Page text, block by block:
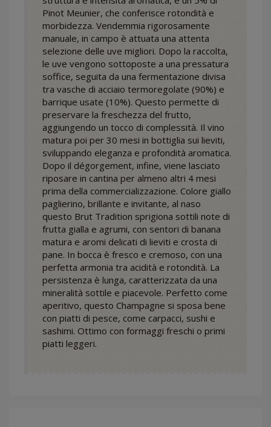
Pinot Meunier, che conferisce rotondità e
morbidezza. Vendemmia rigorosamente
manuale, in campo è attuata una attenta
selezione delle uve migliori. Dopo la raccolta,
le uve vengono sottoposte a una pressatura
soffice, seguita da una fermentazione divisa
tra vasche di acciaio termoregolate (90%) e
barrique usate (10%). Questo permette di
preservare la freschezza del frutto,
aggiungendo un tocco di complessità. Il vino
matura poi per 30 mesi in bottiglia sui lieviti,
sviluppando eleganza e profondità aromatica.
Dopo il dégorgement, infine, viene lasciato
riposare in cantina per almeno altri 4 mesi
prima della commercializzazione. Colore giallo
paglierino, brillante e invitante, al naso
questo Brut Tradition sprigiona sottili note di
frutta gialla e agrumi, con sentori di banana
matura e aromi delicati di lieviti e crosta di
pane. In bocca è fresco e cremoso, con una
perfetta armonia tra acidità e rotondità. La
persistenza è lunga, caratterizzata da una
mineralità sottile e piacevole. Perfetto come
aperitivo, questo Champagne si sposa bene
con piatti di pesce, come carpacci, sushi e
sashimi. Ottimo con formaggi freschi o primi
piatti leggeri.